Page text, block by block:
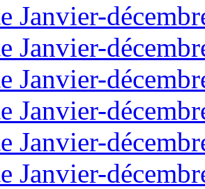
Janvier-
Janvier-
Janvier-
Janvier-
Janvier-
Janvier-